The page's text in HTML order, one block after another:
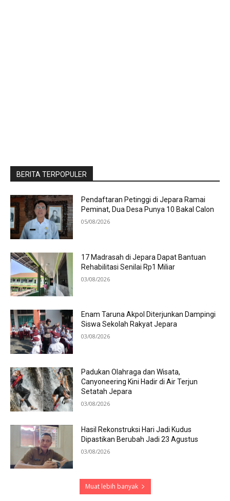
BERITA TERPOPULER
Pendaftaran Petinggi di Jepara Ramai
Peminat, Dua Desa Punya 10 Bakal Calon
05/08/2026
17 Madrasah di Jepara Dapat Bantuan
Rehabilitasi Senilai Rp1 Miliar
03/08/2026
Enam Taruna Akpol Diterjunkan Dampingi
Siswa Sekolah Rakyat Jepara
03/08/2026
Padukan Olahraga dan Wisata,
Canyoneering Kini Hadir di Air Terjun
Setatah Jepara
03/08/2026
Hasil Rekonstruksi Hari Jadi Kudus
Dipastikan Berubah Jadi 23 Agustus
03/08/2026
Muat lebih banyak